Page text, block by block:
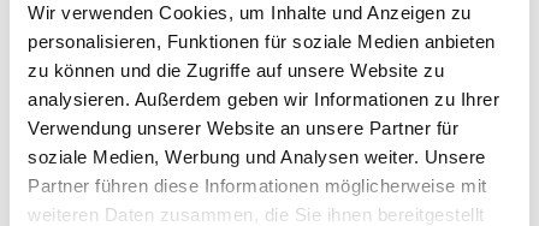
Wir verwenden Cookies, um Inhalte und Anzeigen zu
personalisieren, Funktionen für soziale Medien anbieten
zu können und die Zugriffe auf unsere Website zu
analysieren. Außerdem geben wir Informationen zu Ihrer
Verwendung unserer Website an unsere Partner für
soziale Medien, Werbung und Analysen weiter. Unsere
Partner führen diese Informationen möglicherweise mit
weiteren Daten zusammen, die Sie ihnen bereitgestellt
STK
Losgröße 10
Warenkorb
Nicht auf Lager